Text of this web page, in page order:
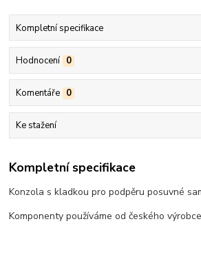
Kompletní specifikace
Hodnocení 0
Komentáře 0
Ke stažení
Kompletní specifikace
Konzola s kladkou pro podpěru posuvné
Komponenty používáme od českého